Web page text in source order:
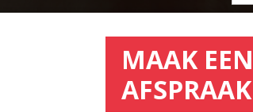
MAAK EEN
AFSPRAAK